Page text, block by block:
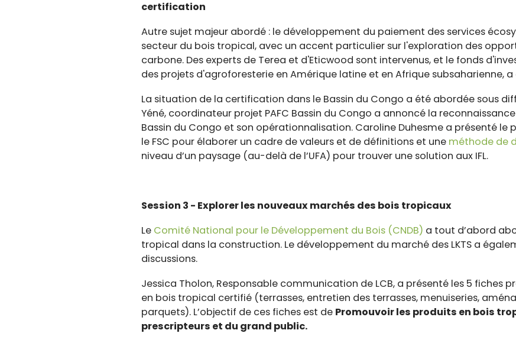
certification
Autre sujet majeur abordé : le développement du paiement des services
secteur du bois tropical, avec un accent particulier sur l'exploration des
carbone. Des experts de Terea et d'Eticwood sont intervenus, et le fonds
des projets d'agroforesterie en Amérique latine et en Afrique subsaharienne,
La situation de la certification dans le Bassin du Congo a été abordée sous
Yéné, coordinateur projet PAFC Bassin du Congo a annoncé la
Bassin du Congo et son opérationnalisation. Caroline Duhesme a présenté le
le FSC pour élaborer un cadre de valeurs et de définitions et une méthode de
niveau d’un paysage (au-delà de l’UFA) pour trouver une solution aux IFL.
Session 3 - Explorer les nouveaux marchés des bois tropicaux
Le Comité National pour le Développement du Bois (CNDB) a tout d’abord
tropical dans la construction. Le développement du marché des LKTS a
discussions.
Jessica Tholon, Responsable communication de LCB, a présenté les 5 fiches
en bois tropical certifié (terrasses, entretien des terrasses, menuiseries,
parquets). L’objectif de ces fiches est de Promouvoir les produits en bois
prescripteurs et du grand public.